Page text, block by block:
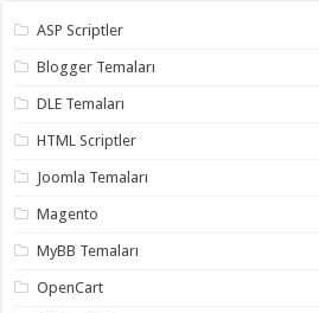
gaziantep
organizasyon,
gaziantep
organizasyon
gaziantep
organizasyon,
gaziantep
organizasyon,
gaziantep
organizasyon ,
gaziantep
organizasyon,
palyaço,
takipçi
ASP Scriptler
Blogger Temaları
DLE Temaları
HTML Scriptler
Joomla Temaları
Magento
MyBB Temaları
OpenCart